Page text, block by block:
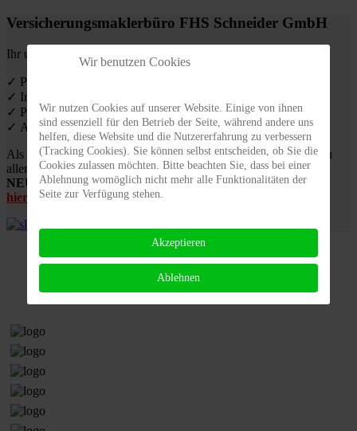
Versicherungsmaklerbüro FHS Schneider GmbH
Ihr ungebundener Versicherungsmakler
✓ Professionelle und kostenlose Beratung
✓ Individuelle Analyse Ihre Bedürfnisse
✓ Persönliche Betreuung im Schadensfall
✓ Ausgewogenes Preis-Leistungs-Verhältnis
Als ungebundener Versicherungsmakler beraten wir Sie gerne zu
allen Produkten unserer Partner.
NEU: Zahnzusatzversicherung von uniVersaBerechnung
hier!!!
Wir benutzen Cookies
Wir nutzen Cookies auf unserer Website. Einige von ihnen
sind essenziell für den Betrieb der Seite, während andere uns
helfen, diese Website und die Nutzererfahrung zu verbessern
(Tracking Cookies). Sie können selbst entscheiden, ob Sie die
Cookies zulassen möchten. Bitte beachten Sie, dass bei einer
Ablehnung womöglich nicht mehr alle Funktionalitäten der
Seite zur Verfügung stehen.
Akzeptieren
Ablehnen